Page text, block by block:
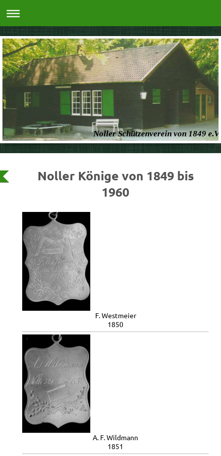
Noller Schützenverein von 1849 e.V.
Noller Könige von 1849 bis
1960
F. Westmeier
1850
A. F. Wildmann
1851